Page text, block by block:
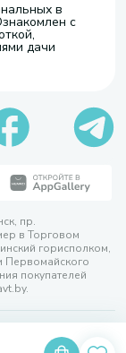
в
с
дачи
пр.
в Торговом
горисполком,
Первомайского
покупателей